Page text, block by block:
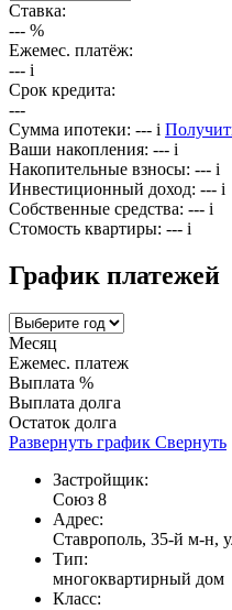
Ставка:
--- %
Ежемес. платёж:
--- i
Срок кредита:
---
Сумма ипотеки: --- i
Ваши накопления: --- i
Накопительные взносы: --- i
Инвестиционный доход: --- i
Собственные средства: --- i
Стомость квартиры: --- i
График платежей
Месяц
Ежемес. платеж
Выплата %
Выплата долга
Остаток долга
Развернуть график Свернуть
Застройщик:
Союз 8
Адрес:
Ставрополь, 35-й м-н,
Тип:
многоквартирный дом
Класс: